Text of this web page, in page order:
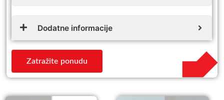
Dodatne informacije
Zatražite ponudu